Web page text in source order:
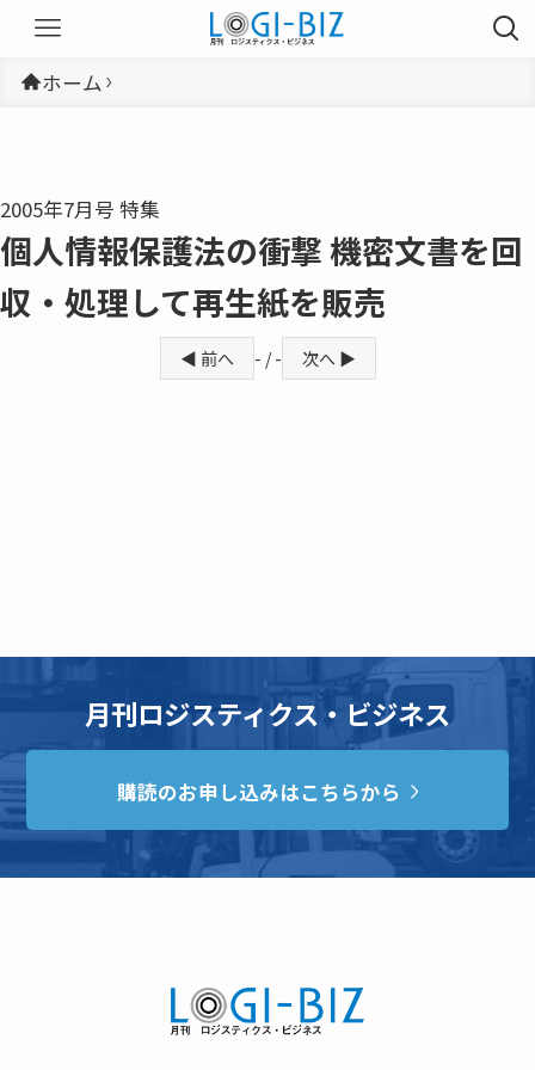
ホーム
2005年7月号 特集
個人情報保護法の衝撃 機密文書を回
収・処理して再生紙を販売
◀ 前へ - / - 次へ ▶
月刊ロジスティクス・ビジネス
購読のお申し込みはこちらから